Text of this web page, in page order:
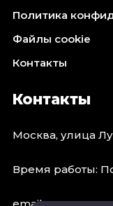
Политика
Файлы cookie
Контакты
Контакты
Москва, улица
Время работы: